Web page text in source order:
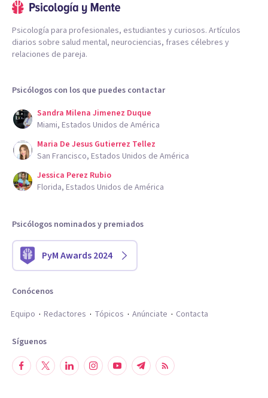
Psicología para profesionales, estudiantes y curiosos. Artículos
diarios sobre salud mental, neurociencias, frases célebres y
relaciones de pareja.
Psicólogos con los que puedes contactar
Sandra Milena Jimenez Duque
Miami, Estados Unidos de América
Maria De Jesus Gutierrez Tellez
San Francisco, Estados Unidos de América
Jessica Perez Rubio
Florida, Estados Unidos de América
Psicólogos nominados y premiados
PyM Awards 2024
Conócenos
Equipo
Redactores Tópicos Anúnciate Contacta
Síguenos